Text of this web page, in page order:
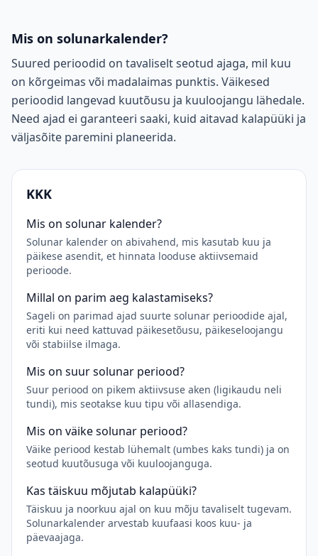
Mis on solunarkalender?
Suured perioodid on tavaliselt seotud ajaga, mil kuu
on kõrgeimas või madalaimas punktis. Väikesed
perioodid langevad kuutõusu ja kuuloojangu lähedale.
Need ajad ei garanteeri saaki, kuid aitavad kalapüüki ja
väljasõite paremini planeerida.
KKK
Mis on solunar kalender?
Solunar kalender on abivahend, mis kasutab kuu ja
päikese asendit, et hinnata looduse aktiivsemaid
perioode.
Millal on parim aeg kalastamiseks?
Sageli on parimad ajad suurte solunar perioodide ajal,
eriti kui need kattuvad päikesetõusu, päikeseloojangu
või stabiilse ilmaga.
Mis on suur solunar periood?
Suur periood on pikem aktiivsuse aken (ligikaudu neli
tundi), mis seotakse kuu tipu või allasendiga.
Mis on väike solunar periood?
Väike periood kestab lühemalt (umbes kaks tundi) ja on
seotud kuutõusuga või kuuloojanguga.
Kas täiskuu mõjutab kalapüüki?
Täiskuu ja noorkuu ajal on kuu mõju tavaliselt tugevam.
Solunarkalender arvestab kuufaasi koos kuu- ja
päevaajaga.